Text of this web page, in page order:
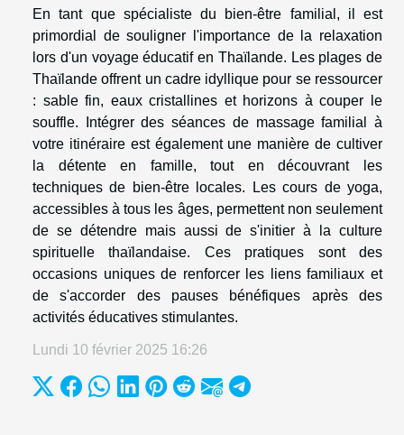
En tant que spécialiste du bien-être familial, il est
primordial de souligner l'importance de la relaxation
lors d'un voyage éducatif en Thaïlande. Les plages de
Thaïlande offrent un cadre idyllique pour se ressourcer
: sable fin, eaux cristallines et horizons à couper le
souffle. Intégrer des séances de massage familial à
votre itinéraire est également une manière de cultiver
la détente en famille, tout en découvrant les
techniques de bien-être locales. Les cours de yoga,
accessibles à tous les âges, permettent non seulement
de se détendre mais aussi de s'initier à la culture
spirituelle thaïlandaise. Ces pratiques sont des
occasions uniques de renforcer les liens familiaux et
de s'accorder des pauses bénéfiques après des
activités éducatives stimulantes.
Lundi 10 février 2025 16:26